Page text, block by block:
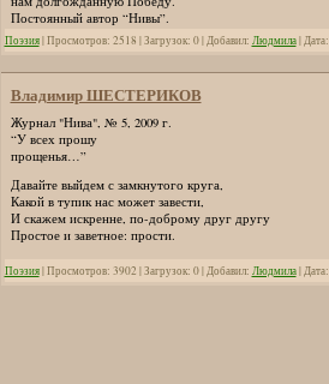
Постоянный автор “Нивы”.
Поэзия| Просмотров: 2518 | Загрузок: 0 | Добавил: Людмила| Дата:
Владимир ШЕСТЕРИКОВ
Журнал "Нива", № 5, 2009 г.
“У всех прошу
прощенья…”
Давайте выйдем с замкнутого круга,
Какой в тупик нас может завести,
И скажем искренне, по-доброму друг другу
Простое и заветное: прости.
Поэзия| Просмотров: 3902 | Загрузок: 0 | Добавил: Людмила| Дата: